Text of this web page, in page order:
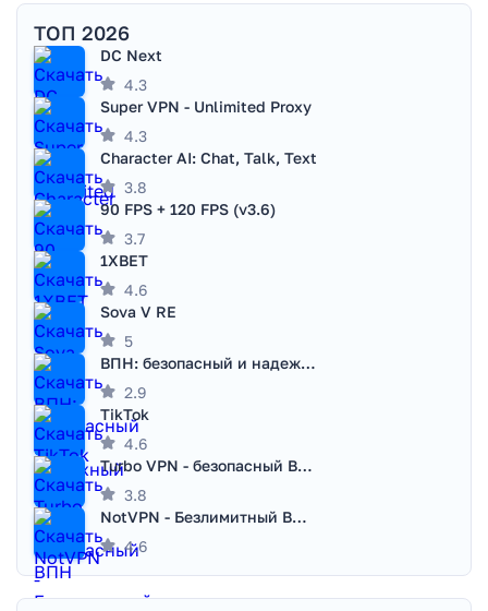
ТОП 2026
DC Next
4.3
Super VPN - Unlimited Proxy
4.3
Character AI: Chat, Talk, Text
3.8
90 FPS + 120 FPS (v3.6)
3.7
1XBET
4.6
Sova V RE
5
ВПН: безопасный и надежный VPN
2.9
TikTok
4.6
Turbo VPN - безопасный ВПН
3.8
NotVPN - Безлимитный ВПН | VPN
4.6